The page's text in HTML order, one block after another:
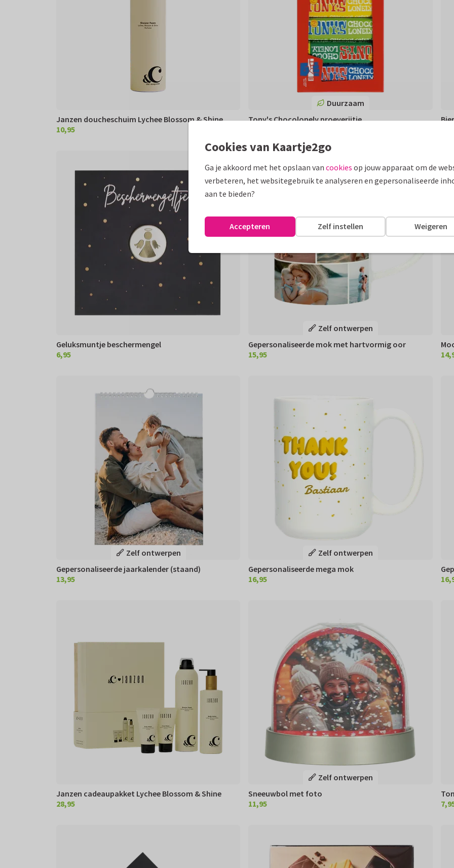
Janzen doucheschuim Lychee Blossom & Shine
€ 10,95
10,95
Duurzaam
Tony's Chocolonely proeverijtje
Geluksmuntje beschermengel
€ 6,95
6,95
Zelf ontwerpen
Gepersonaliseerde mok met hartvormig oor
€ 15,95
15,95
€
Zelf ontwerpen
Gepersonaliseerde jaarkalender (staand)
€ 13,95
13,95
Zelf ontwerpen
Gepersonaliseerde mega mok
€ 16,95
16,95
€
Janzen cadeaupakket Lychee Blossom & Shine
€ 28,95
28,95
Zelf ontwerpen
Sneeuwbol met foto
€ 11,95
11,95
€
Cookies van Kaartje2go
Ga je akkoord met het opslaan van cookies op jouw apparaat om de
verbeteren, het websitegebruik te analyseren en gepersonaliseerde
aan te bieden?
Weigeren
Zelf instellen
Accepteren